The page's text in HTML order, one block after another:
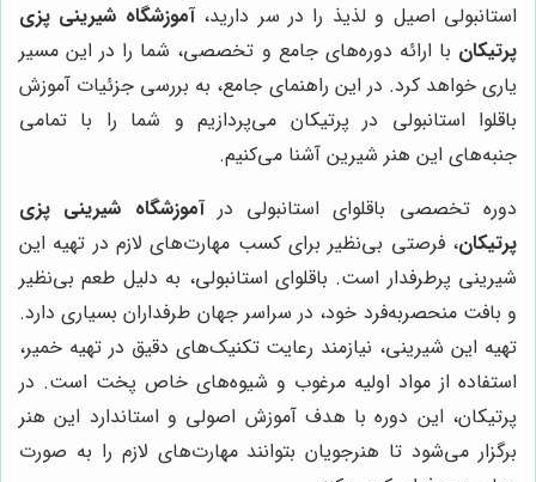
استانبولی اصیل و لذیذ را در سر دارید،آموزشگاه شیرینی پزی
پرتیکان با ارائه دوره‌های جامع و تخصصی، شما را در این مسیر
یاری خواهد کرد. در این راهنمای جامع، به بررسی جزئیات آموزش
باقلوا استانبولی در پرتیکان می‌پردازیم و شما را با تمامی
جنبه‌های این هنر شیرین آشنا می‌کنیم.
دوره تخصصی باقلوای استانبولی درآموزشگاه شیرینی پزی
پرتیکان، فرصتی بی‌نظیر برای کسب مهارت‌های لازم در تهیه این
شیرینی پرطرفدار است. باقلوای استانبولی، به دلیل طعم بی‌نظیر
و بافت منحصربه‌فرد خود، در سراسر جهان طرفداران بسیاری دارد.
تهیه این شیرینی، نیازمند رعایت تکنیک‌های دقیق در تهیه خمیر،
استفاده از مواد اولیه مرغوب و شیوه‌های خاص پخت است. در
پرتیکان، این دوره با هدف آموزش اصولی و استاندارد این هنر
برگزار می‌شود تا هنرجویان بتوانند مهارت‌های لازم را به صورت